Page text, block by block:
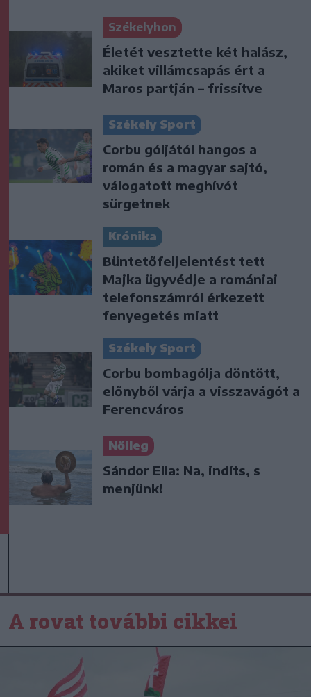
Székelyhon
Életét vesztette két halász,
akiket villámcsapás ért a
Maros partján – frissítve
Székely Sport
Corbu góljától hangos a
román és a magyar sajtó,
válogatott meghívót
sürgetnek
Krónika
Büntetőfeljelentést tett
Majka ügyvédje a romániai
telefonszámról érkezett
fenyegetés miatt
Székely Sport
Corbu bombagólja döntött,
előnyből várja a visszavágót a
Ferencváros
Nőileg
Sándor Ella: Na, indíts, s
menjünk!
A rovat további cikkei